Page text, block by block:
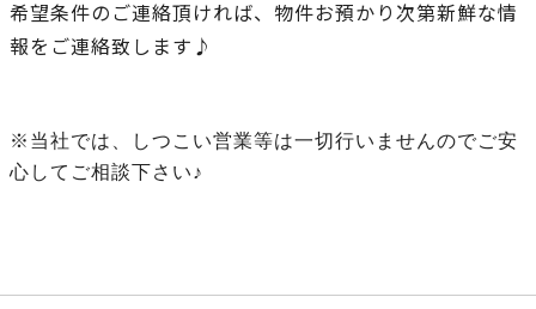
希望条件のご連絡頂ければ、物件お預かり次第新鮮な情
報をご連絡致します♪
※当社では、しつこい営業等は一切行いませんのでご安
心してご相談下さい♪